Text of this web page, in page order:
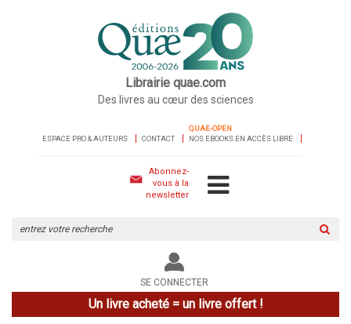
Librairie quae.com
Des livres au cœur des sciences
ESPACE PRO & AUTEURS CONTACT
QUAE-OPEN
NOS EBOOKS EN ACCÈS LIBRE
Abonnez-
vous à la
newsletter
le
site
SE CONNECTER
Un livre acheté = un livre offert !